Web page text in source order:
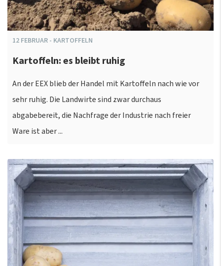
12 FEBRUAR - KARTOFFELN
Kartoffeln: es bleibt ruhig
An der EEX blieb der Handel mit Kartoffeln nach wie vor
sehr ruhig. Die Landwirte sind zwar durchaus
abgabebereit, die Nachfrage der Industrie nach freier
Ware ist aber ...